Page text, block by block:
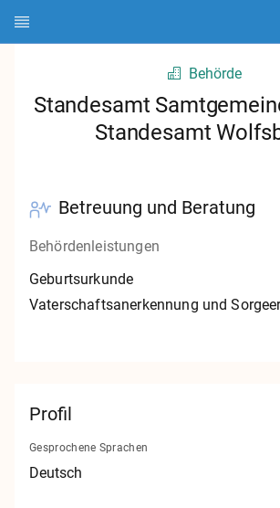
Artikel suchen
Kontakte suchen
Glossar
Kontakt
Behörde
Standesamt
Standesamt
Betreuung und Beratung
Behördenleistungen
Geburtsurkunde
Vaterschaftsanerkennung und
Profil
Gesprochene Sprachen
Deutsch